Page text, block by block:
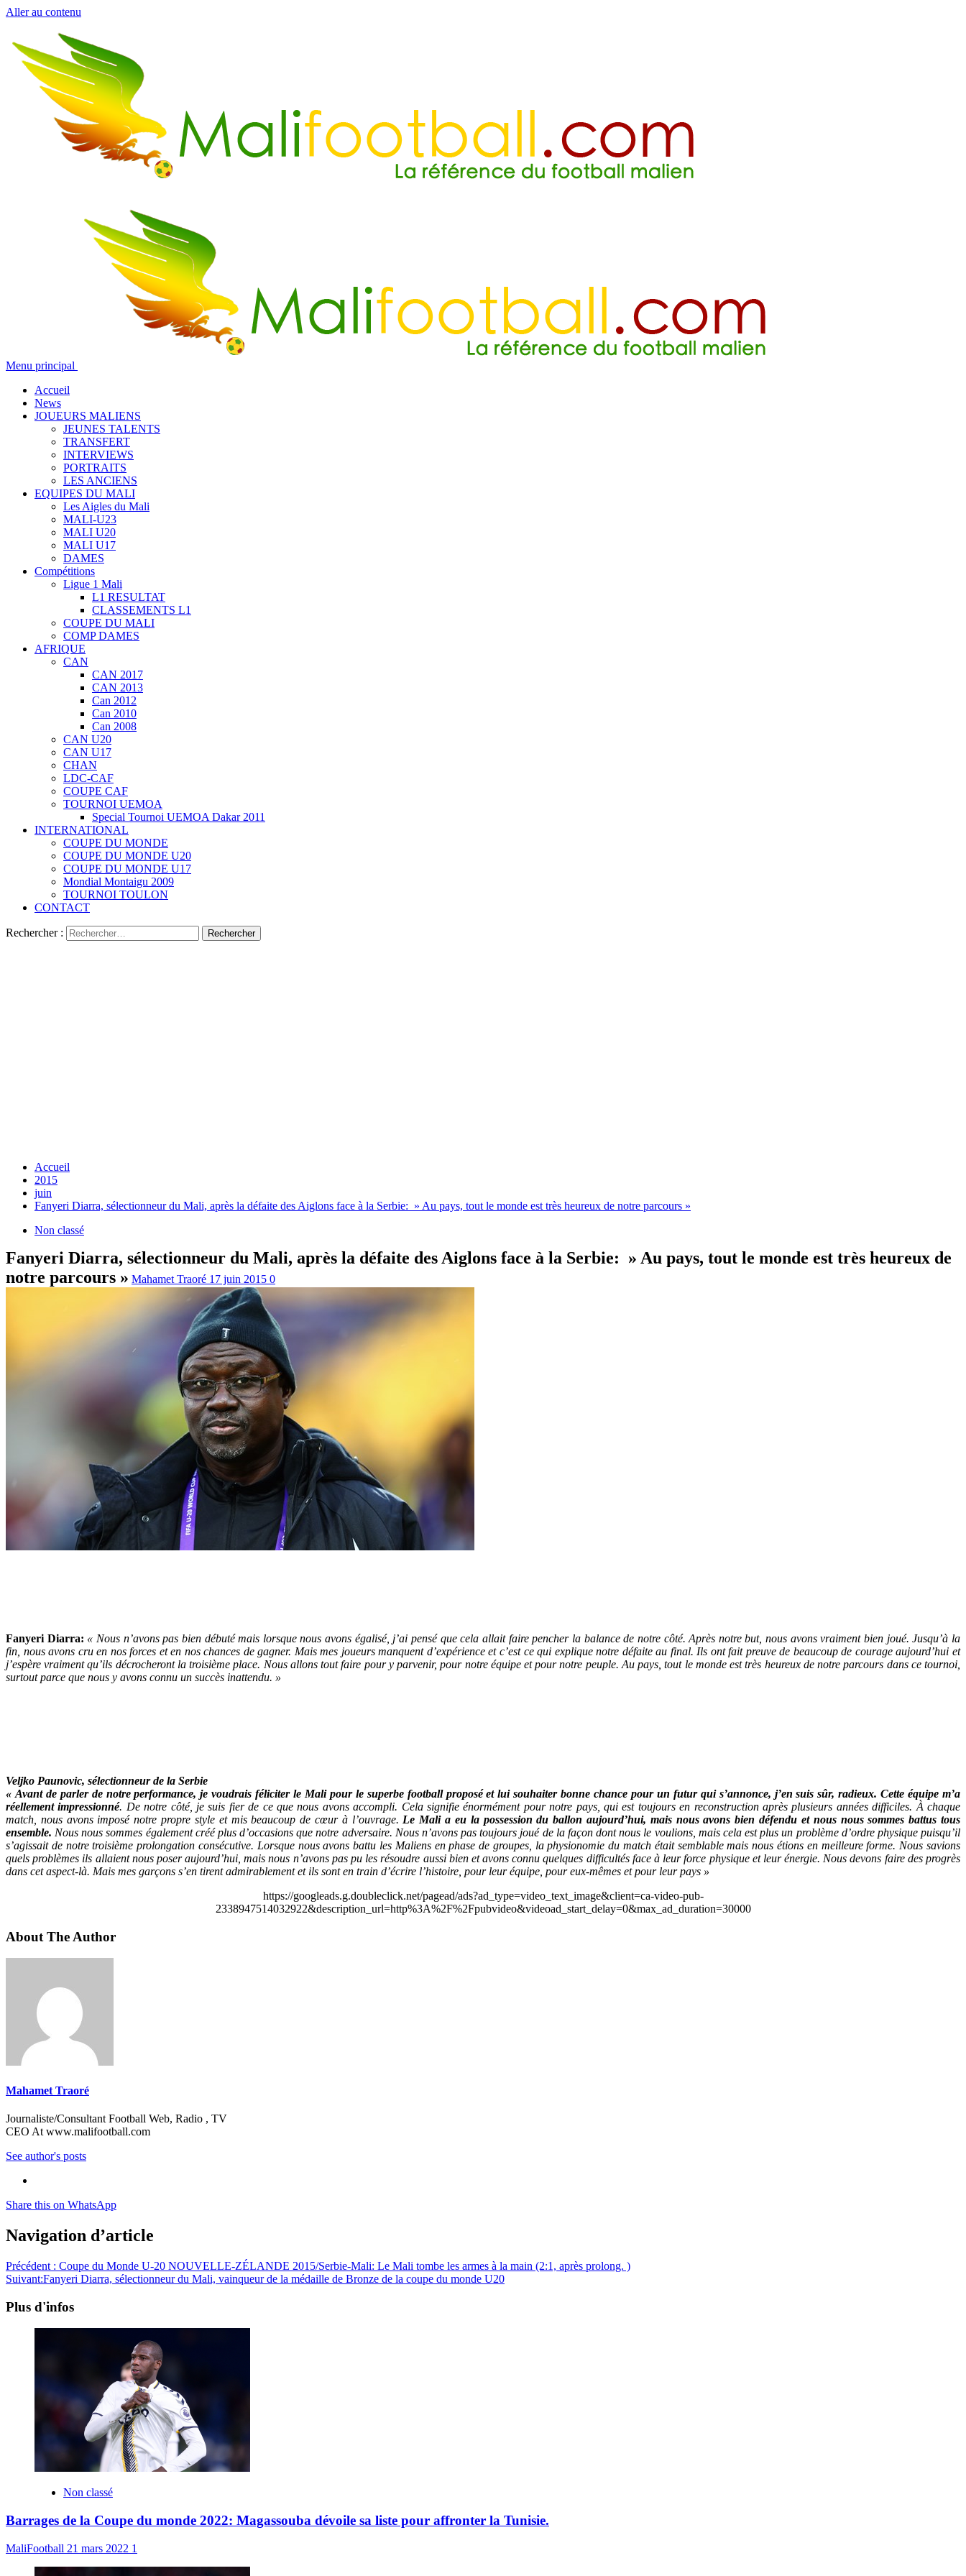
Aller au contenu
Menu principal
Accueil
News
JOUEURS MALIENS
JEUNES TALENTS
TRANSFERT
INTERVIEWS
PORTRAITS
LES ANCIENS
EQUIPES DU MALI
Les Aigles du Mali
MALI-U23
MALI U20
MALI U17
DAMES
Compétitions
Ligue 1 Mali
L1 RESULTAT
CLASSEMENTS L1
COUPE DU MALI
COMP DAMES
AFRIQUE
CAN
CAN 2017
CAN 2013
Can 2012
Can 2010
Can 2008
CAN U20
CAN U17
CHAN
LDC-CAF
COUPE CAF
TOURNOI UEMOA
Special Tournoi UEMOA Dakar 2011
INTERNATIONAL
COUPE DU MONDE
COUPE DU MONDE U20
COUPE DU MONDE U17
Mondial Montaigu 2009
TOURNOI TOULON
CONTACT
Rechercher :
Accueil
2015
juin
Fanyeri Diarra, sélectionneur du Mali, après la défaite des Aiglons face à la Serbie: » Au pays, tout le monde est très heureux de notre parcours »
Non classé
Fanyeri Diarra, sélectionneur du Mali, après la défaite des Aiglons face à la Serbie: » Au pays, tout le monde est très heureux de
notre parcours » Mahamet Traoré 17 juin 2015 0
Fanyeri Diarra: « Nous n’avons pas bien débuté mais lorsque nous avons égalisé, j’ai pensé que cela allait faire pencher la balance de notre côté. Après notre but, nous avons vraiment bien joué. Jusqu’à la
fin, nous avons cru en nos forces et en nos chances de gagner. Mais mes joueurs manquent d’expérience et c’est ce qui explique notre défaite au final. Ils ont fait preuve de beaucoup de courage aujourd’hui et
j’espère vraiment qu’ils décrocheront la troisième place. Nous allons tout faire pour y parvenir, pour notre équipe et pour notre peuple. Au pays, tout le monde est très heureux de notre parcours dans ce tournoi,
surtout parce que nous y avons connu un succès inattendu. »
Veljko Paunovic, sélectionneur de la Serbie
« Avant de parler de notre performance, je voudrais féliciter le Mali pour le superbe football proposé et lui souhaiter bonne chance pour un futur qui s’annonce, j’en suis sûr, radieux. Cette équipe m’a
réellement impressionné. De notre côté, je suis fier de ce que nous avons accompli. Cela signifie énormément pour notre pays, qui est toujours en reconstruction après plusieurs années difficiles. À chaque
match, nous avons imposé notre propre style et mis beaucoup de cœur à l’ouvrage. Le Mali a eu la possession du ballon aujourd’hui, mais nous avons bien défendu et nous nous sommes battus tous
ensemble. Nous nous sommes également créé plus d’occasions que notre adversaire. Nous n’avons pas toujours joué de la façon dont nous le voulions, mais cela est plus un problème d’ordre physique puisqu’il
s’agissait de notre troisième prolongation consécutive. Lorsque nous avons battu les Maliens en phase de groupes, la physionomie du match était semblable mais nous étions en meilleure forme. Nous savions
quels problèmes ils allaient nous poser aujourd’hui, mais nous n’avons pas pu les résoudre aussi bien et avons connu quelques difficultés face à leur force physique et leur énergie. Nous devons faire des progrès
dans cet aspect-là. Mais mes garçons s’en tirent admirablement et ils sont en train d’écrire l’histoire, pour leur équipe, pour eux-mêmes et pour leur pays »
https://googleads.g.doubleclick.net/pagead/ads?ad_type=video_text_image&client=ca-video-pub-
2338947514032922&description_url=http%3A%2F%2Fpubvideo&videoad_start_delay=0&max_ad_duration=30000
About The Author
Mahamet Traoré
Journaliste/Consultant Football Web, Radio , TV
CEO At www.malifootball.com
See author's posts
Share this on WhatsApp
Navigation d’article
Précédent : Coupe du Monde U-20 NOUVELLE-ZÉLANDE 2015/Serbie-Mali: Le Mali tombe les armes à la main (2:1, après prolong. )
Suivant:Fanyeri Diarra, sélectionneur du Mali, vainqueur de la médaille de Bronze de la coupe du monde U20
Plus d'infos
Non classé
Barrages de la Coupe du monde 2022: Magassouba dévoile sa liste pour affronter la Tunisie.
MaliFootball 21 mars 2022 1